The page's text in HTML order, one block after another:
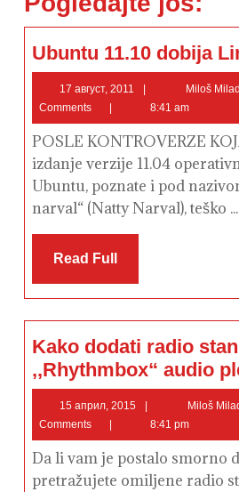
Ubuntu 11.10 dobija
17 август, 2011
август,
Miloš
Comments
8:41 am
POSLE KONTROVERZE
izdanje verzije 11.04
Ubuntu, poznate i pod
narval“ (Natty Narval), teško ...
Read Full Read
Kako dodati radio
,,Rhythmbox“ audio
15 април, 2015
април,
Miloš
Comments
8:41 pm
Da li vam je postalo smorno
pretražujete omiljene radio